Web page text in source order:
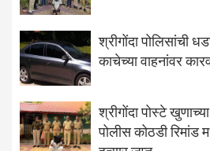
श्रीगोंदा पोलिसांची
काचेच्या वाहनांवर
श्रीगोंदा पोस्टे
पोलीस कोठडी रिमांड